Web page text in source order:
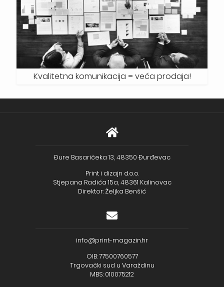
Kvalitetna komunikacija = veća prodaja!
Đure Basaričeka 13, 48350 Đurđevac
Print i dizajn d.o.o.
Stjepana Radića 15a, 48361 Kalinovac
Direktor: Željka Benšić
info@print-magazin.hr
OIB: 77500760577
Trgovački sud u Varaždinu
MBS: 010075212